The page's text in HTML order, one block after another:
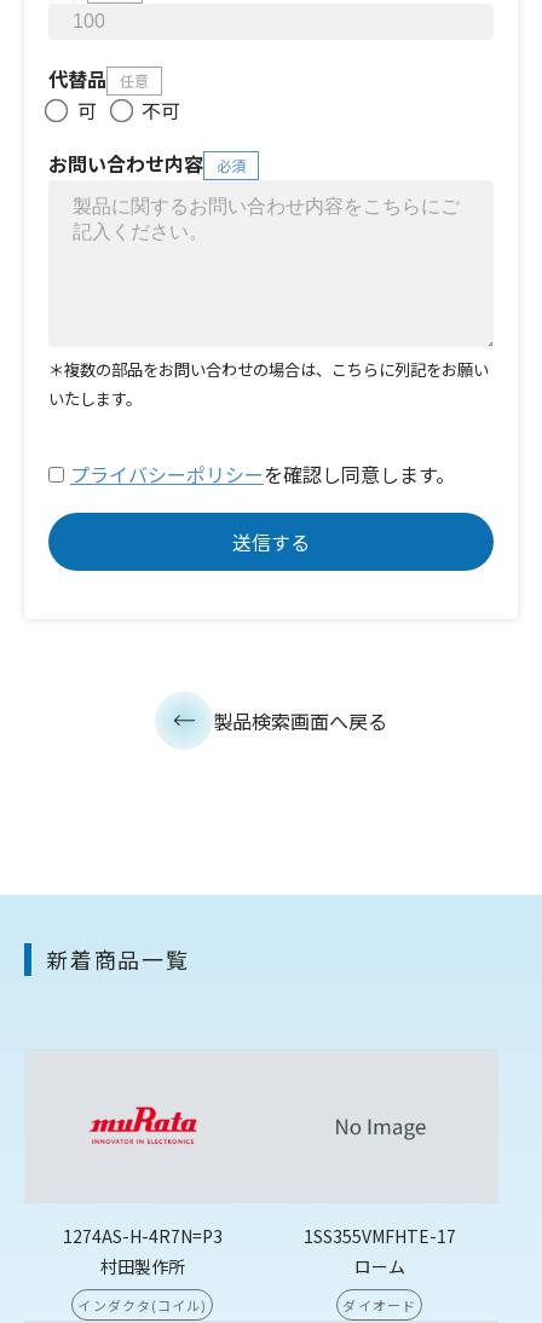
代替品 任意
可
不可
お問い合わせ内容
必須
＊複数の部品をお問い合わせの場合は、こちらに列記をお願い
いたします。
プライバシーポリシーを確認し同意します。
製品検索画面へ戻る
新着商品一覧
1274AS-H-4R7N=P3
村田製作所
インダクタ(コイル)
1SS355VMFHTE-17
ローム
ダイオード